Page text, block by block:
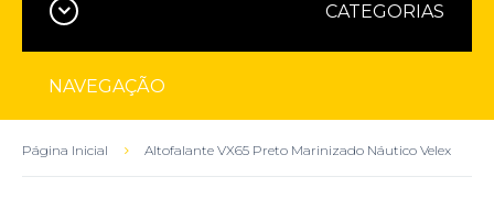
CATEGORIAS
NAVEGAÇÃO
Página Inicial Altofalante VX65 Preto Marinizado Náutico Velex